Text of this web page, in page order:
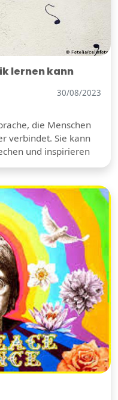
lernen kann
30/08/2023
die Menschen
verbindet. Sie kann
und inspirieren